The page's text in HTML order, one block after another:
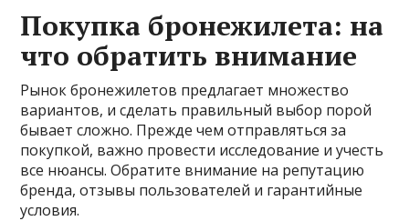
Покупка бронежилета: на
что обратить внимание
Рынок бронежилетов предлагает множество
вариантов, и сделать правильный выбор порой
бывает сложно. Прежде чем отправляться за
покупкой, важно провести исследование и учесть
все нюансы. Обратите внимание на репутацию
бренда, отзывы пользователей и гарантийные
условия.